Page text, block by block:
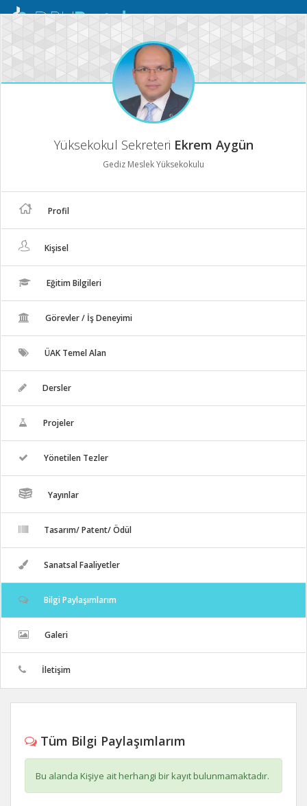
Mobil
Yüksekokul Sekreteri Ekrem Aygün
Gediz Meslek Yüksekokulu
Profil
Kişisel
Eğitim Bilgileri
Görevler / İş Deneyimi
ÜAK Temel Alan
Dersler
Projeler
Yönetilen Tezler
Yayınlar
Tasarım/ Patent/ Ödül
Sanatsal Faaliyetler
Bilgi Paylaşımlarım
Galeri
İletişim
Tüm Bilgi Paylaşımlarım
Bu alanda Kişiye ait herhangi bir kayıt bulunmamaktadır.